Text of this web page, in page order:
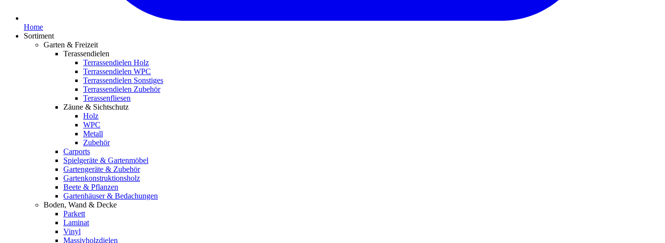
Home
Sortiment
Garten & Freizeit
Terassendielen
Terrassendielen Holz
Terrassendielen WPC
Terrassendielen Sonstiges
Terrassendielen Zubehör
Terassenfliesen
Zäune & Sichtschutz
Holz
WPC
Metall
Zubehör
Carports
Spielgeräte & Gartenmöbel
Gartengeräte & Zubehör
Gartenkonstruktionsholz
Beete & Pflanzen
Gartenhäuser & Bedachungen
Boden, Wand & Decke
Parkett
Laminat
Vinyl
Massivholzdielen